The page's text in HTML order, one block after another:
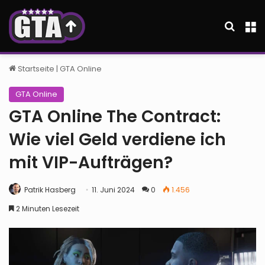
Startseite | GTA Online
GTA Online
GTA Online The Contract:
Wie viel Geld verdiene ich
mit VIP-Aufträgen?
Patrik Hasberg 11. Juni 2024 0
1.456
2 Minuten Lesezeit